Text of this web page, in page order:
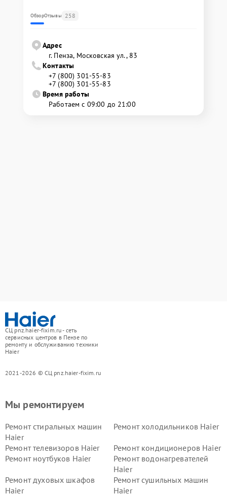
ОбзорОтзывы 258
Адрес
г. Пенза, Московская ул., 83
Контакты
+7 (800) 301-55-83
+7 (800) 301-55-83
Время работы
Работаем с 09:00 до 21:00
СЦ pnz.haier-fixim.ru - сеть
сервисных центров в Пензе по
ремонту и обслуживанию техники
Haier
2021-2026 © СЦ pnz.haier-fixim.ru
Мы ремонтируем
Ремонт стиральных машин
Haier
Ремонт холодильников Haier
Ремонт телевизоров Haier
Ремонт кондиционеров Haier
Ремонт ноутбуков Haier
Ремонт водонагревателей
Haier
Ремонт духовых шкафов
Haier
Ремонт сушильных машин
Haier